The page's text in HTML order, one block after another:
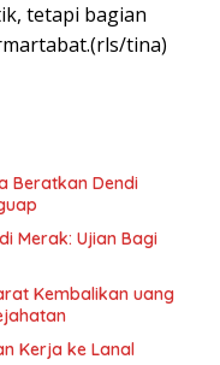
tetapi bagian
tina)
Beratkan Dendi
Merak: Ujian Bagi
Kembalikan uang
Kerja ke Lanal